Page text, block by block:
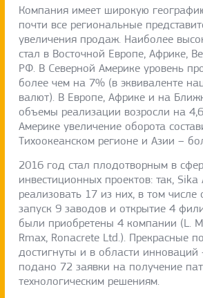
Компания имеет широкую
почти все региональные
увеличения продаж. Наиболее
стал в Восточной Европе, Африке,
РФ. В Северной Америке уровень
более чем на 7% (в эквиваленте
валют). В Европе, Африке и на
объемы реализации возросли на
Америке увеличение оборота
Тихоокеанском регионе и Азии –
2016 год стал плодотворным в
инвестиционных проектов: так, Sika
реализовать 17 из них, в том числе
запуск 9 заводов и открытие 4
были приобретены 4 компании (L.
Rmax, Ronacrete Ltd.). Прекрасные
достигнуты и в области
подано 72 заявки на получение
технологическим решениям.